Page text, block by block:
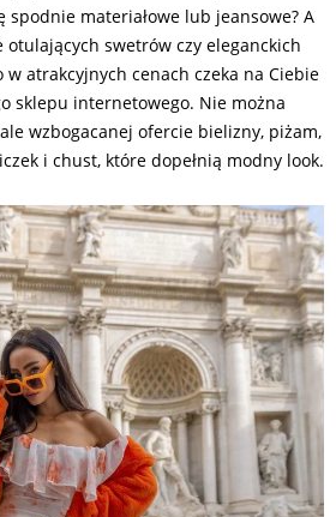
materiałowe lub jeansowe? A
otulających swetrów czy eleganckich
w atrakcyjnych cenach czeka na Ciebie
sklepu internetowego. Nie można
wzbogacanej ofercie bielizny, piżam,
i chust, które dopełnią modny look.